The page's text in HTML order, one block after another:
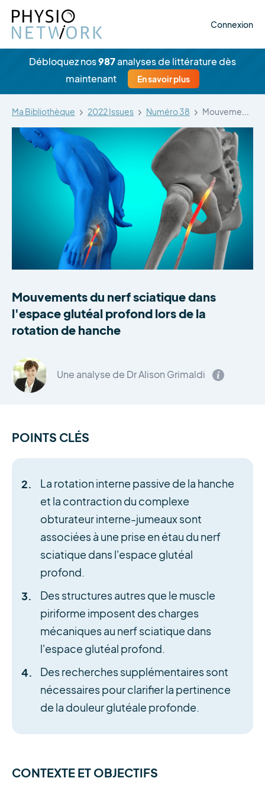
Connexion
Débloquez nos987analyses de littérature dès
maintenant
En savoir plus
Ma Bibliothèque 2022 Issues Numéro 38
Mouvements du nerf sciatique dans
l'espace glutéal profond lors de la
rotation de hanche
Une analyse de Dr Alison Grimaldi
POINTS CLÉS
La rotation interne passive de la hanche
et la contraction du complexe
obturateur interne-jumeaux sont
associées à une prise en étau du nerf
sciatique dans l'espace glutéal
profond.
Des structures autres que le muscle
piriforme imposent des charges
mécaniques au nerf sciatique dans
l'espace glutéal profond.
Des recherches supplémentaires sont
nécessaires pour clarifier la pertinence
de la douleur glutéale profonde.
CONTEXTE ET OBJECTIFS